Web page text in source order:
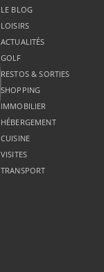
LE BLOG
LOISIRS
ACTUALITÉS
GOLF
RESTOS & SORTIES
SHOPPING
IMMOBILIER
HÉBERGEMENT
CUISINE
VISITES
TRANSPORT